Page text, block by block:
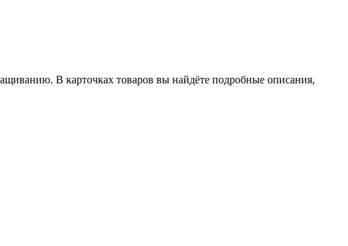
В карточках товаров вы найдёте подробные описания,